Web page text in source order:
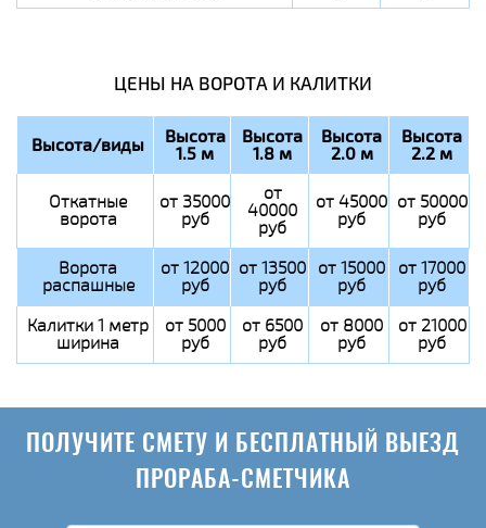
ЦЕНЫ НА ВОРОТА И КАЛИТКИ
Высота/виды Высота
1.5 м
Высота
1.8 м
Высота
2.0 м
Высота
2.2 м
Откатные
ворота
от 35000
руб
от
40000
руб
от 45000
руб
от 50000
руб
Ворота
распашные
от 12000
руб
от 13500
руб
от 15000
руб
от 17000
руб
Калитки 1 метр
ширина
от 5000
руб
от 6500
руб
от 8000
руб
от 21000
руб
ПОЛУЧИТЕ СМЕТУ И БЕСПЛАТНЫЙ ВЫЕЗД
ПРОРАБА-СМЕТЧИКА